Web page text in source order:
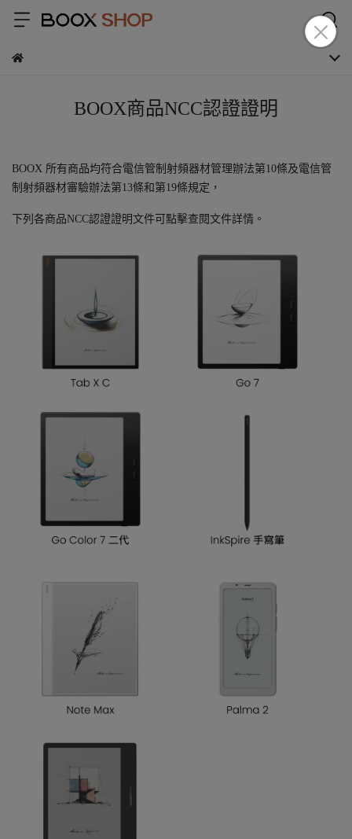
BOOX商品NCC認證證明
BOOX 所有商品均符合電信管制射頻器材管理辦法第10條及電信管
制射頻器材審驗辦法第13條和第19條規定，
下列各商品NCC認證證明文件可點擊查閱文件詳情。